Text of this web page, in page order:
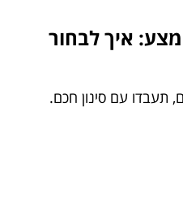
איך לבחור
תעבדו עם סינון חכם.